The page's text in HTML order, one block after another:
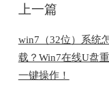
上一篇
win7（32位）系统
载？Win7在线U盘
一键操作！